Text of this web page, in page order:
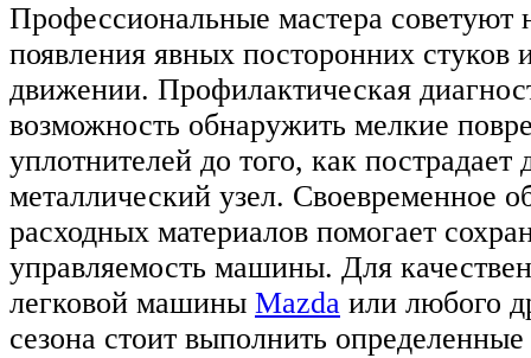
Профессиональные мастера советуют
появления явных посторонних стуков
движении. Профилактическая
возможность обнаружить мелкие
уплотнителей до того, как пострадает
металлический узел. Своевременное
расходных материалов помогает
управляемость машины. Для
легковой машины Mazda или любого
сезона стоит выполнить